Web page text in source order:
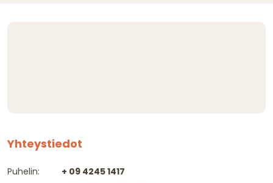
Yhteystiedot
Puhelin:
+ 09 4245 1417